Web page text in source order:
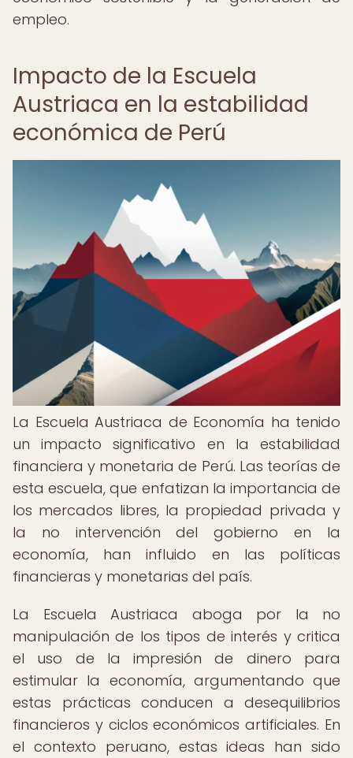
empleo.
Impacto de la Escuela
Austriaca en la estabilidad
económica de Perú
La Escuela Austriaca de Economía ha tenido
un impacto significativo en la estabilidad
financiera y monetaria de Perú. Las teorías de
esta escuela, que enfatizan la importancia de
los mercados libres, la propiedad privada y
la no intervención del gobierno en la
economía, han influido en las políticas
financieras y monetarias del país.
La Escuela Austriaca aboga por la no
manipulación de los tipos de interés y critica
el uso de la impresión de dinero para
estimular la economía, argumentando que
estas prácticas conducen a desequilibrios
financieros y ciclos económicos artificiales. En
el contexto peruano, estas ideas han sido